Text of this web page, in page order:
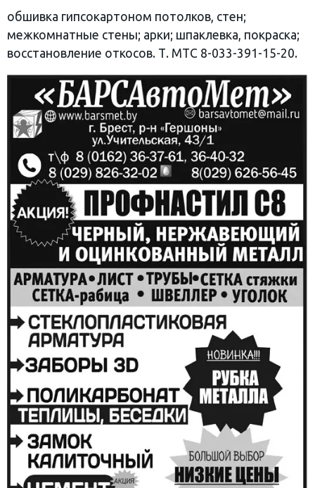
обшивка гипсокартоном потолков, стен;
межкомнатные стены; арки; шпаклевка, покраска;
восстановление откосов. Т. МТС 8-033-391-15-20.